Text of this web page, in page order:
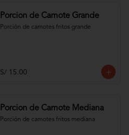
Porcion de Camote Grande
Porción de camotes fritos grande
S/ 15.00
Porcion de Camote Mediana
Porción de camotes fritos mediana